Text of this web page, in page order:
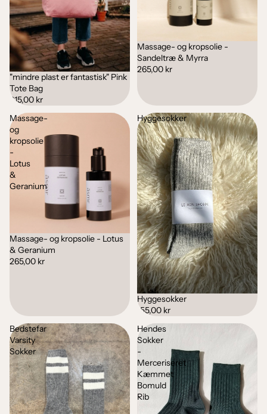
"mindre plast er fantastisk" Pink
Tote Bag
215,00 kr
Udsolgt
Massage- og kropsolie -
Sandeltræ & Myrra
265,00 kr
Massage-
og
kropsolie
-
Lotus
&
Geranium
Udsolgt
Massage- og kropsolie - Lotus
& Geranium
265,00 kr
Hyggesokker
Hyggesokker
155,00 kr
Bedstefar
Varsity
Sokker
Hendes
Sokker
-
Merceriseret
Kæmmet
Bomuld
Rib